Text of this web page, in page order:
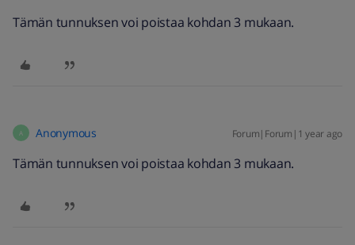
Tämän tunnuksen voi poistaa kohdan 3 mukaan.
A Anonymous Forum|Forum|1 year ago
Tämän tunnuksen voi poistaa kohdan 3 mukaan.